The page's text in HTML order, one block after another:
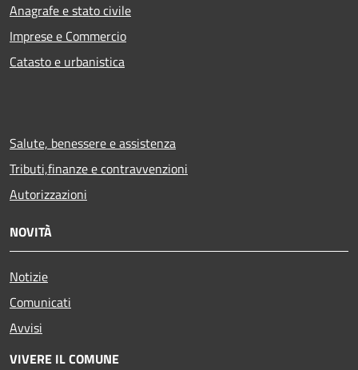
Anagrafe e stato civile
Imprese e Commercio
Catasto e urbanistica
Salute, benessere e assistenza
Tributi,finanze e contravvenzioni
Autorizzazioni
NOVITÀ
Notizie
Comunicati
Avvisi
VIVERE IL COMUNE